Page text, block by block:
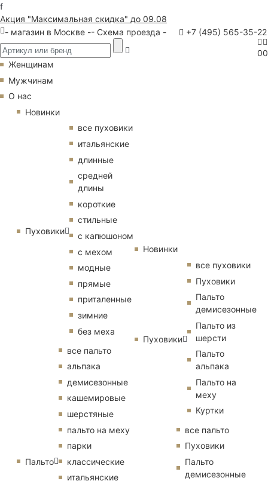
f
Акция "Максимальная скидка" до 09.08
- магазин в Москве -- Схема проезда - +7 (495) 565-35-22
00
Женщинам
Мужчинам
О нас
Новинки
Пуховики
все пуховики
итальянские
длинные
средней
длины
короткие
стильные
с капюшоном
с мехом
модные
прямые
приталенные
зимние
без меха
Пальто
все пальто
альпака
демисезонные
кашемировые
шерстяные
пальто на меху
парки
классические
итальянские
Новинки
Пуховики
все пуховики
Пуховики
Пальто
демисезонные
Пальто из
шерсти
Пальто
альпака
Пальто на
меху
Куртки
все пальто
Пуховики
Пальто
демисезонные